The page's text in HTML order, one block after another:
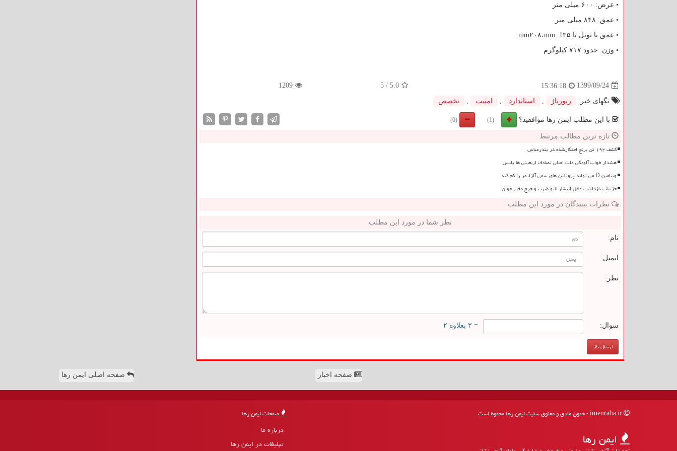
• عرض: ۶۰۰ میلی متر
• عمق: ۸۴۸ میلی متر
• عمق با تونل تا ۳۵
mm: 1،۲۰۸
mm
• وزن: حدود ۷۱۷ کیلوگرم
1399/09/24
15:36:18
5.0
/
5
1209
تگهای خبر: رپورتاژ استاندارد امنیت تخصص
با این مطلب ایمن رها موافقید؟ (1)
(0)
تازه ترین مطالب مرتبط
کشف ۱۹۲ تن برنج احتکارشده در بندرعباس
هشدار خواب آلودگی علت اصلی تصادف اربعینی ها پلیس
ویتامین D می تواند پروتئین های سمی آلزایمر را کم کند
جزییات بازداشت عامل انتشار لایو ضرب و جرح دختر جوان
نظرات بینندگان در مورد این مطلب
نظر شما در مورد این مطلب
نام:
ایمیل:
نظر:
سوال: = ۲ بعلاوه ۲
صفحه اخبار صفحه اصلی ایمن رها
ایمن رها
صفحات ایمن رها
درباره ما
تبلیغات در ایمن رها